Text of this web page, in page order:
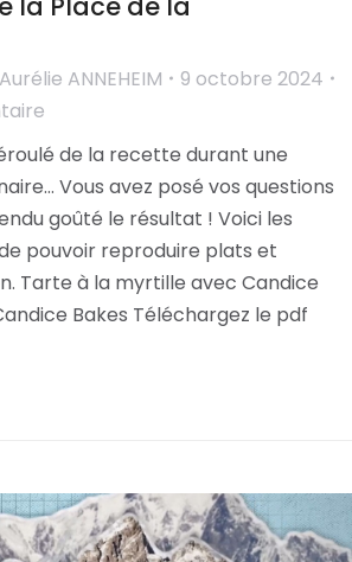
Aurélie ANNEHEIM
9 octobre 2024
de la recette durant une
Vous avez posé vos questions
goûté le résultat ! Voici les
pouvoir reproduire plats et
Tarte à la myrtille avec Candice
Bakes Téléchargez le pdf